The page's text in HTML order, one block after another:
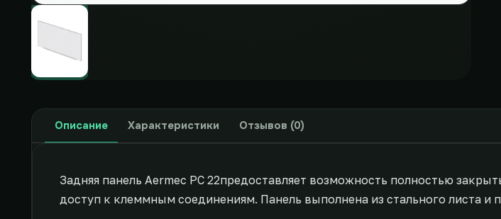
Описание Характеристики Отзывов (0)
Задняя панель Aermec PC 22предоставляет возможность полностью
доступ к клеммным соединениям. Панель выполнена из стального листа и